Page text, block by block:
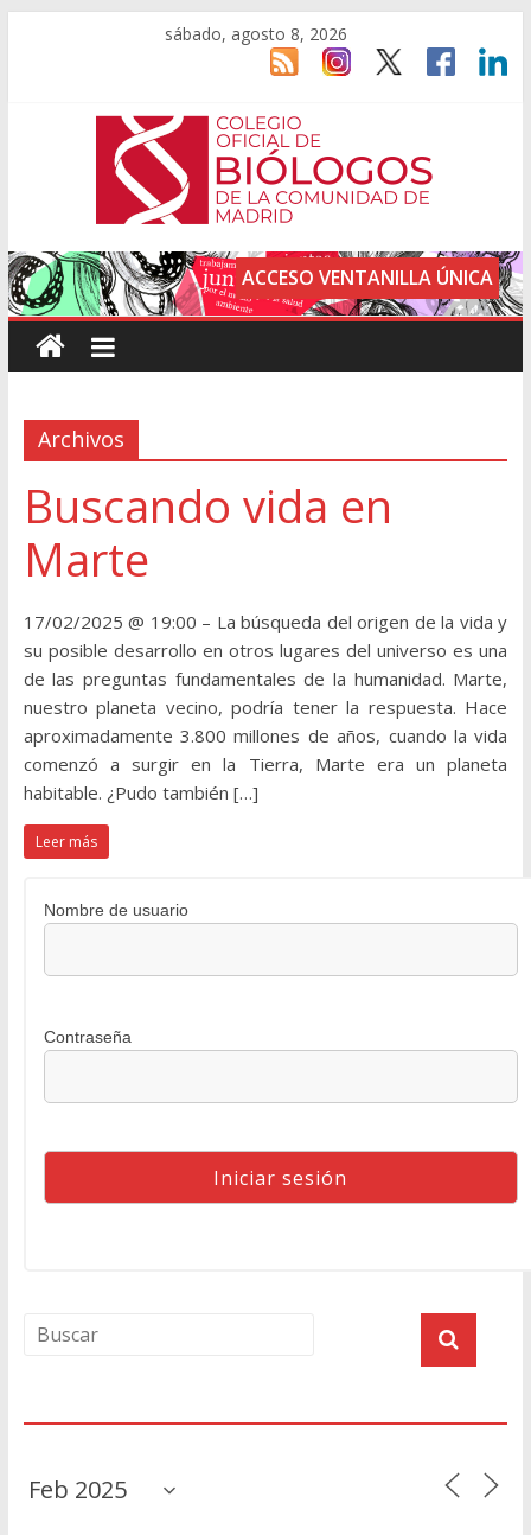
sábado, agosto 8, 2026
ACCESO VENTANILLA ÚNICA
Archivos
Buscando vida en
Marte
17/02/2025 @ 19:00 – La búsqueda del origen de la vida y
su posible desarrollo en otros lugares del universo es una
de las preguntas fundamentales de la humanidad. Marte,
nuestro planeta vecino, podría tener la respuesta. Hace
aproximadamente 3.800 millones de años, cuando la vida
comenzó a surgir en la Tierra, Marte era un planeta
habitable. ¿Pudo también […]
Leer más
Nombre de usuario
Contraseña